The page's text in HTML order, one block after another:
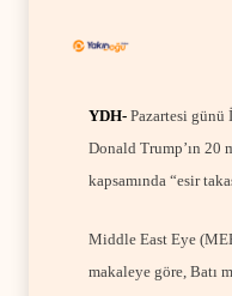
YDH- Pazartesi günü
Donald Trump’ın 20
kapsamında “esir
Middle East Eye
makaleye göre, Batı